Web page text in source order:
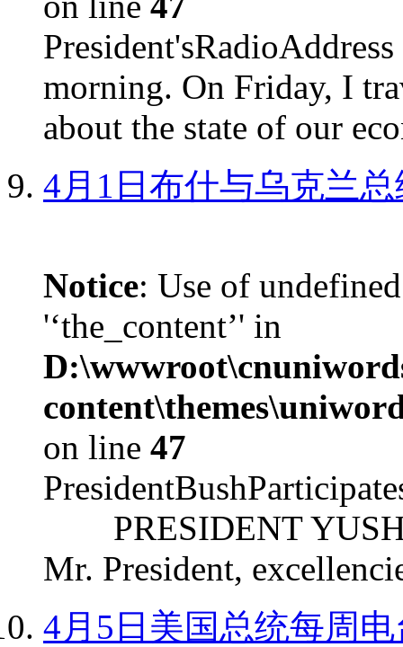
morning. On Friday, I
about the state of our
4月1日布什与乌克兰
Notice: Use of
'‘the_content’' in
on line 47
PRESIDENT
Mr. President,
4月5日美国总统每周